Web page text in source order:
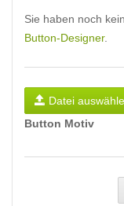
Sie haben noch
Button-Designer.
Datei
Button Motiv